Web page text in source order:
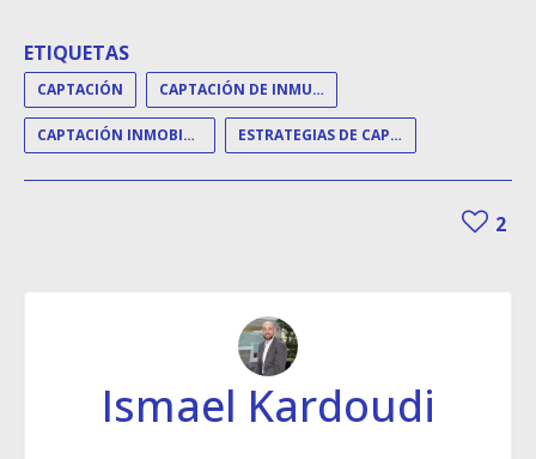
ETIQUETAS
CAPTACIÓN CAPTACIÓN DE INMUEBLES
CAPTACIÓN INMOBILIARIA ESTRATEGIAS DE CAPTACIÓN
2
Ismael Kardoudi